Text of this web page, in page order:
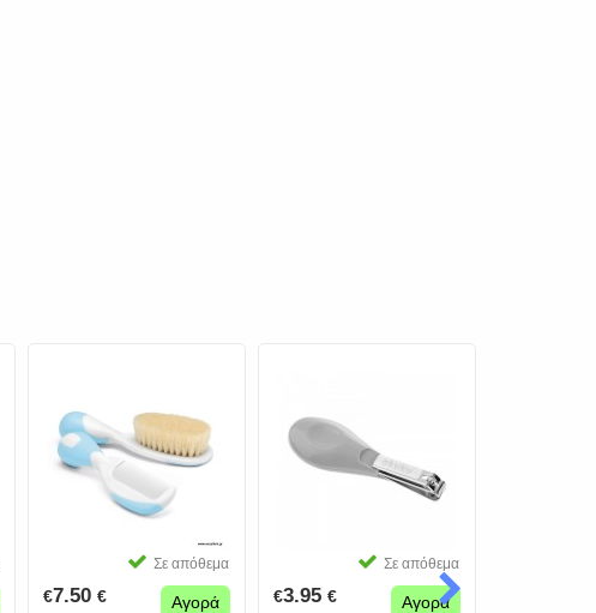
Σε απόθεμα
€7.50 € Αγορά
Σε απόθεμα
€3.95 € Αγορά